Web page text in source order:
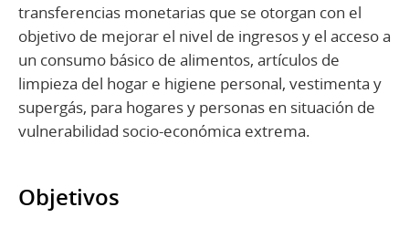
transferencias monetarias que se otorgan con el
objetivo de mejorar el nivel de ingresos y el acceso a
un consumo básico de alimentos, artículos de
limpieza del hogar e higiene personal, vestimenta y
supergás, para hogares y personas en situación de
vulnerabilidad socio-económica extrema.
Objetivos